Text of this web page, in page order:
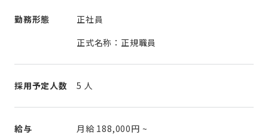
勤務形態
正社員
正式名称：正規職員
採用予定人数 5 人
給与 月給 188,000円 ~